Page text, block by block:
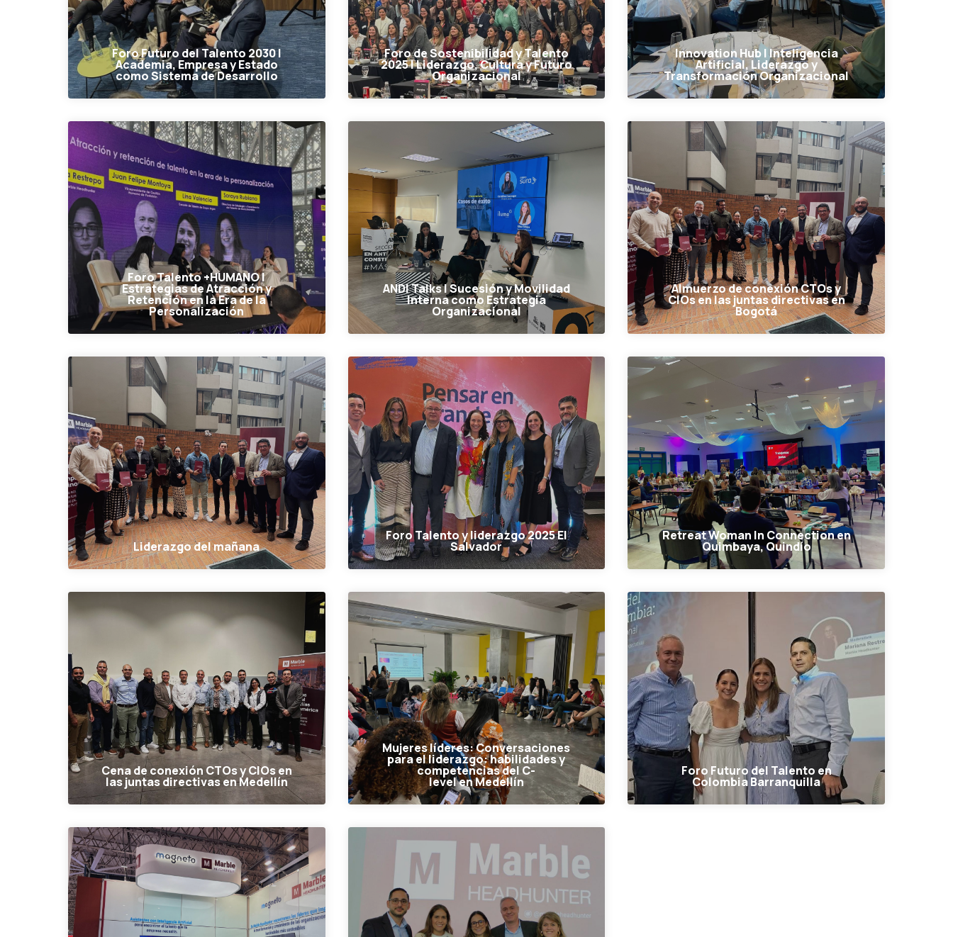
Foro Futuro del Talento 2030 |
Academia, Empresa y Estado
como Sistema de Desarrollo
Foro de Sostenibilidad y Talento
2025 | Liderazgo, Cultura y Futuro
Organizacional
Innovation Hub | Inteligencia
Artificial, Liderazgo y
Transformación Organizacional
Foro Talento +HUMANO |
Estrategias de Atracción y
Retención en la Era de la
Personalización
ANDI Talks | Sucesión y Movilidad
Interna como Estrategia
Organizacional
Almuerzo de conexión CTOs y
CIOs en las juntas directivas en
Bogotá
Liderazgo del mañana
Foro Talento y liderazgo 2025 El
Salvador
Retreat Woman In Connection en
Quimbaya, Quindío
Cena de conexión CTOs y CIOs en
las juntas directivas en Medellín
Mujeres líderes: Conversaciones
para el liderazgo: habilidades y
competencias del C-
level en Medellín
Foro Futuro del Talento en
Colombia Barranquilla